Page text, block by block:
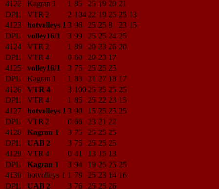
4122
Kagran 1 1 85 25 19 20 21
DPL
VTR 2 2 104 22 19 25 25 13
4123
hotvolleys 1 3 96 25 25 8 23 15
DPL
volley16/1 3 99 25 25 24 25
4124
VTR 2 1 89 20 23 26 20
DPL
VTR 4 0 60 20 23 17
4125
volley16/1 3 75 25 25 25
DPL
Kagran 1 1 83 21 27 18 17
4126
VTR 4 3 100 25 25 25 25
DPL
VTR 4 1 85 25 22 23 15
4127
hotvolleys 1 3 90 15 25 25 25
DPL
VTR 2 0 66 23 21 22
4128
Kagran 1 3 75 25 25 25
DPL
UAB 2 3 75 25 25 25
4129
VTR 4 0 41 13 15 13
DPL
Kagran 1 3 94 19 25 25 25
4130
hotvolleys 1 1 78 25 23 14 16
DPL
UAB 2 3 76 25 25 26